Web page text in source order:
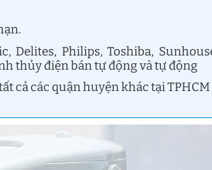
Delites, Philips, Toshiba,
thủy điện bán tự động và tự động
cả các quận huyện khác tại TPHCM